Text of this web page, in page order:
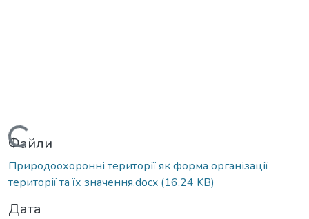
Вантажиться...
Файли
Природоохоронні території як форма організації
території та їх значення.docx (16,24 KB)
Дата